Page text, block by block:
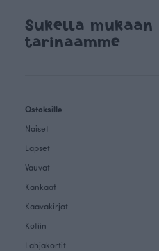
Sukella mukaan
tarinaamme
Ostoksille
Naiset
Lapset
Vauvat
Kankaat
Kaavakirjat
Kotiin
Lahjakortit